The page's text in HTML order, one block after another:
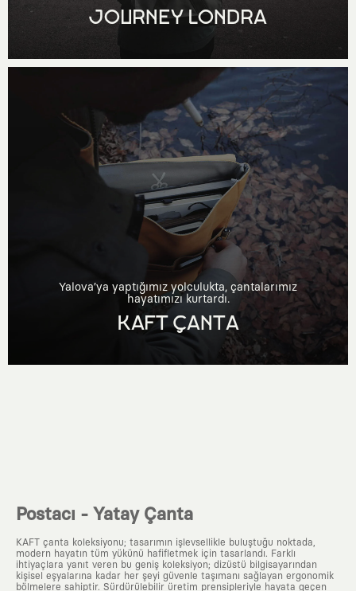
JOURNEY LONDRA
Yalova’ya yaptığımız yolculukta, çantalarımız
hayatımızı kurtardı.
KAFT ÇANTA
Postacı - Yatay Çanta
KAFT çanta koleksiyonu; tasarımın işlevsellikle buluştuğu noktada,
modern hayatın tüm yükünü hafifletmek için tasarlandı. Farklı
ihtiyaçlara yanıt veren bu geniş koleksiyon; dizüstü bilgisayarından
kişisel eşyalarına kadar her şeyi güvenle taşımanı sağlayan ergonomik
bölmelere sahiptir. Sürdürülebilir üretim prensipleriyle hayata geçen